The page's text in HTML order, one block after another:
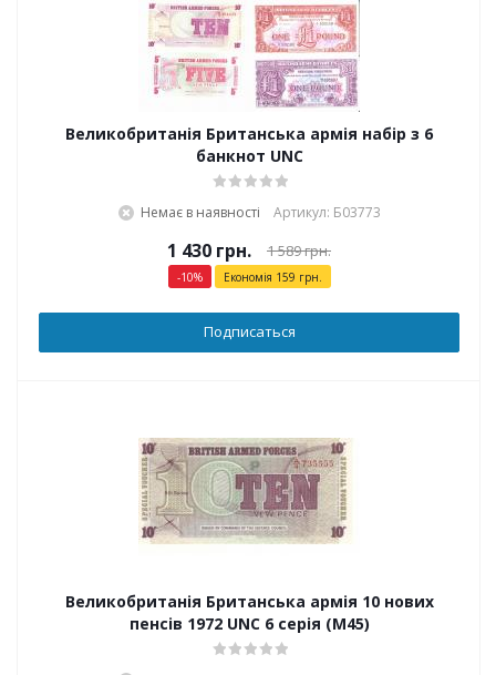
Великобританія Британська армія набір з 6
банкнот UNC
Немає в наявності Артикул: Б03773
1 430 грн. 1 589грн.
-10% Економія 159 грн.
Подписаться
Великобританія Британська армія 10 нових
пенсів 1972 UNC 6 серія (M45)